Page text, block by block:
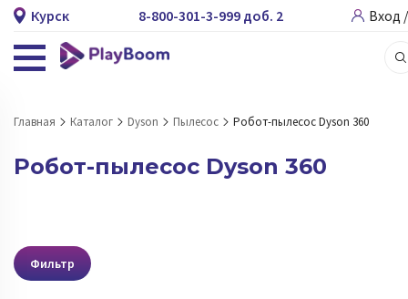
Курск 8-800-301-3-999 доб. 2 Вход
Главная Каталог Dyson Пылесос Робот-пылесос Dyson 360
Робот-пылесос Dyson 360
Фильтр